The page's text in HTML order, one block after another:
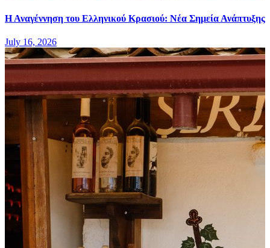
Η Αναγέννηση του Ελληνικού Κρασιού: Νέα Σημεία Ανάπτυξης
July 16, 2026